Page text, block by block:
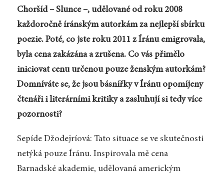
Choršíd – Slunce –, udělované od roku 2008
každoročně íránským autorkám za nejlepší sbírku
poezie. Poté, co jste roku 2011 z Íránu emigrovala,
byla cena zakázána a zrušena. Co vás přimělo
iniciovat cenu určenou pouze ženským autorkám?
Domníváte se, že jsou básnířky v Íránu opomíjeny
čtenáři i literárními kritiky a zasluhují si tedy více
pozornosti?
Sepíde Džodejríová: Tato situace se ve skutečnosti
netýká pouze Íránu. Inspirovala mě cena
Barnadské akademie, udělovaná americkým